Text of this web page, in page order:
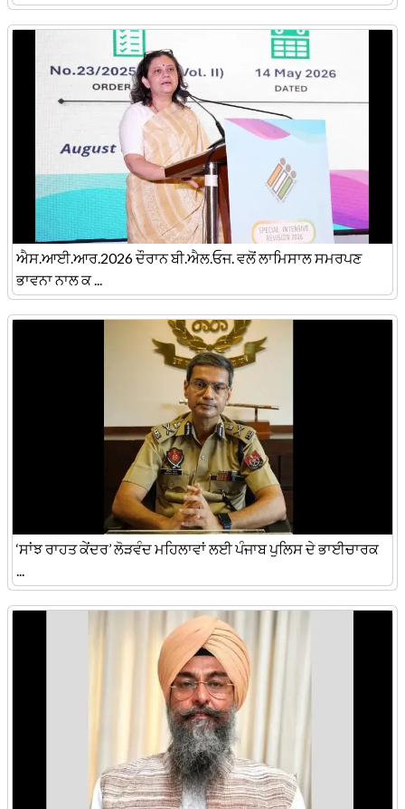
ਐਸ.ਆਈ.ਆਰ.2026 ਦੌਰਾਨ ਬੀ.ਐਲ.ਓਜ. ਵਲੋਂ ਲਾਮਿਸਾਲ ਸਮਰਪਣ
ਭਾਵਨਾ ਨਾਲ ਕ ...
‘ਸਾਂਝ ਰਾਹਤ ਕੇਂਦਰ’ ਲੋੜਵੰਦ ਮਹਿਲਾਵਾਂ ਲਈ ਪੰਜਾਬ ਪੁਲਿਸ ਦੇ ਭਾਈਚਾਰਕ